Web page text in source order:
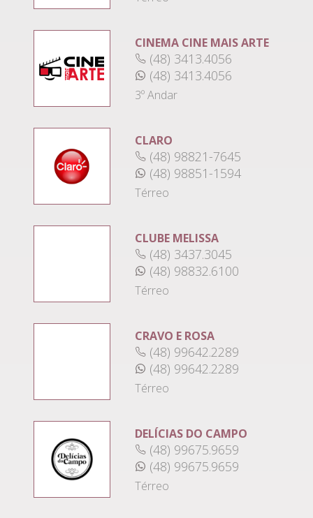
CINEMA CINE MAIS ARTE
(48) 3413.4056
(48) 3413.4056
3º Andar
CLARO
(48) 98821-7645
(48) 98851-1594
Térreo
CLUBE MELISSA
(48) 3437.3045
(48) 98832.6100
Térreo
CRAVO E ROSA
(48) 99642.2289
(48) 99642.2289
Térreo
DELÍCIAS DO CAMPO
(48) 99675.9659
(48) 99675.9659
Térreo